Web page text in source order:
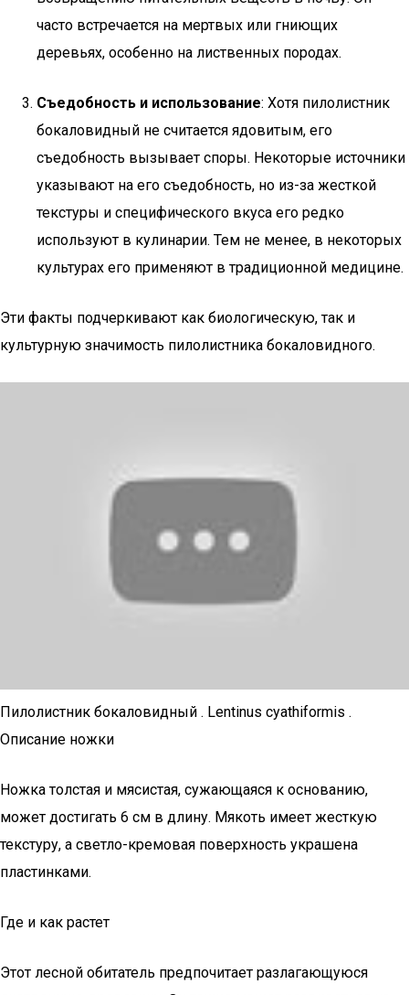
часто встречается на мертвых или гниющих
деревьях, особенно на лиственных породах.
Съедобность и использование: Хотя пилолистник
бокаловидный не считается ядовитым, его
съедобность вызывает споры. Некоторые источники
указывают на его съедобность, но из-за жесткой
текстуры и специфического вкуса его редко
используют в кулинарии. Тем не менее, в некоторых
культурах его применяют в традиционной медицине.
Эти факты подчеркивают как биологическую, так и
культурную значимость пилолистника бокаловидного.
Пилолистник бокаловидный . Lentinus cyathiformis .
Описание ножки
Ножка толстая и мясистая, сужающаяся к основанию,
может достигать 6 см в длину. Мякоть имеет жесткую
текстуру, а светло-кремовая поверхность украшена
пластинками.
Где и как растет
Этот лесной обитатель предпочитает разлагающуюся